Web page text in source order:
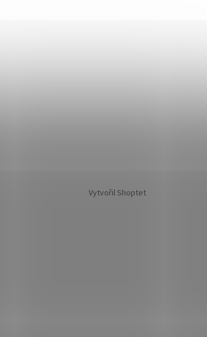
Vytvořil Shoptet